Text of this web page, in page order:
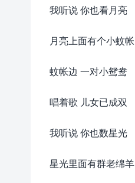
我听说 你也看月亮
月亮上面有个小蚊帐
蚊帐边 一对小鸳鸯
唱着歌 儿女已成双
我听说 你也数星光
星光里面有群老绵羊